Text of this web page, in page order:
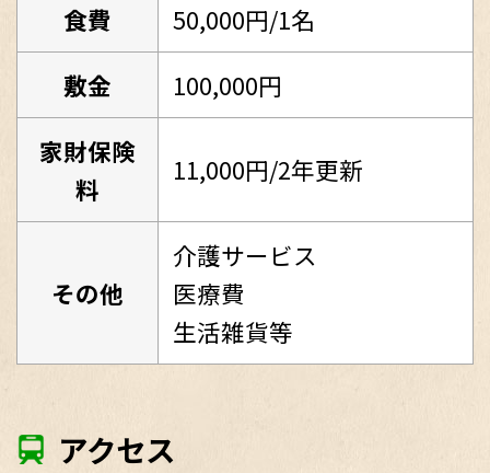
食費
50,000円/1名
敷金
100,000円
家財保険
料
11,000円/2年更新
その他
介護サービス
医療費
生活雑貨等
アクセス